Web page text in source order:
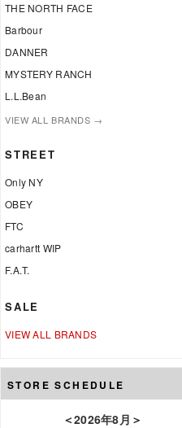
THE NORTH FACE
Barbour
DANNER
MYSTERY RANCH
L.L.Bean
VIEW ALL BRANDS →
STREET
Only NY
OBEY
FTC
carhartt WIP
F.A.T.
SALE
VIEW ALL BRANDS
STORE SCHEDULE
＜2026年8月 ＞